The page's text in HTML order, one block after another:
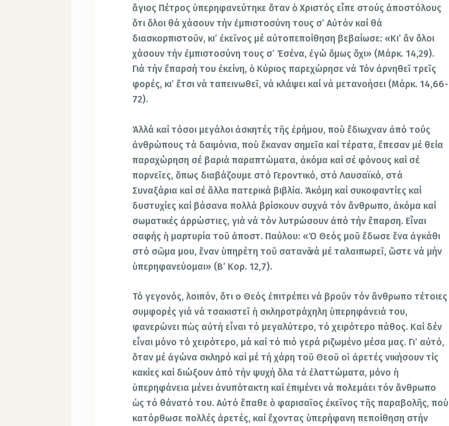
ἅγιος Πέτρος ὑπερηφανεύτηκε ὅταν ὁ Χριστός εἶπε στούς ἀποστόλους
ὅτι ὅλοι θά χάσουν τήν ἐμπιστοσύνη τους σ’ Αὐτόν καί θά
διασκορπιστοῦν, κι’ ἐκεῖνος μέ αὐτοπεποίθηση βεβαίωσε: «Κι’ ἄν ὅλοι
χάσουν τήν ἐμπιστοσύνη τους σ’ Ἐσένα, ἐγώ ὅμως ὄχι» (Μάρκ. 14,29).
Γιά τήν ἔπαρσή του ἐκείνη, ὁ Κύριος παρεχώρησε νά Τόν ἀρνηθεῖ τρεῖς
φορές, κι’ ἔτσι νά ταπεινωθεῖ, νά κλάψει καί νά μετανοήσει (Μάρκ. 14,66-
72).
Ἀλλά καί τόσοι μεγάλοι ἀσκητές τῆς ἐρήμου, ποὺ ἔδιωχναν ἀπό τούς
ἀνθρώπους τά δαιμόνια, ποὺ ἔκαναν σημεῖα καί τέρατα, ἔπεσαν μέ θεία
παραχώρηση σέ βαριά παραπτώματα, ἀκόμα καί σέ φόνους καί σέ
πορνεῖες, ὅπως διαβάζουμε στό Γεροντικό, στό Λαυσαϊκό, στά
Συναξάρια καί σέ ἄλλα πατερικά βιβλία. Ἀκόμη καί συκοφαντίες καί
δυστυχίες καί βάσανα πολλά βρίσκουν συχνά τόν ἄνθρωπο, ἀκόμα καί
σωματικές ἀρρώστιες, γιά νά τόν λυτρώσουν ἀπό τήν ἔπαρση. Εἶναι
σαφής ἡ μαρτυρία τοῦ ἀποστ. Παύλου: «Ὁ Θεός μοῦ ἔδωσε ἕνα ἀγκάθι
στό σῶμα μου, ἕναν ὑπηρέτη τοῦ σατανᾶ νά μέ ταλαιπωρεῖ, ὥστε νά μήν
ὑπερηφανεύομαι» (Β’ Κορ. 12,7).
Τό γεγονός, λοιπόν, ὅτι o Θεός ἐπιτρέπει νά βροῦν τόν ἄνθρωπο τέτοιες
συμφορές γιά νά τσακιστεῖ ἡ σκληροτράχηλη ὑπερηφάνειά του,
φανερώνει πὼς αὐτή εἶναι τό μεγαλύτερο, τό χειρότερο πάθος. Καί δέν
εἶναι μόνο τό χειρότερο, μά καί τό πιό γερά ριζωμένο μέσα μας. Γι’ αὐτό,
ὅταν μέ ἀγώνα σκληρό καί μέ τή χάρη τοῦ Θεοῦ οἱ ἀρετές νικήσουν τίς
κακίες καί διώξουν ἀπό τήν ψυχή ὅλα τά ἐλαττώματα, μόνο ἡ
ὑπερηφάνεια μένει ἀνυπότακτη καί ἐπιμένει νά πολεμάει τόν ἄνθρωπο
ὡς τό θάνατό του. Αὐτό ἔπαθε ὁ φαρισαῖος ἐκεῖνος τῆς παραβολῆς, ποὺ
κατόρθωσε πολλές ἀρετές, καί ἔχοντας ὑπερήφανη πεποίθηση στήν